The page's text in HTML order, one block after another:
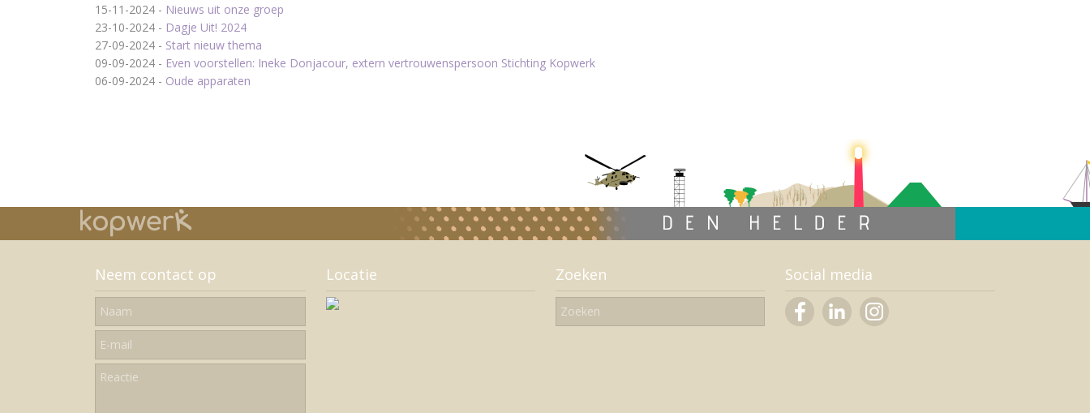
15-11-2024 - Nieuws uit onze groep
23-10-2024 - Dagje Uit! 2024
27-09-2024 - Start nieuw thema
09-09-2024 - Even voorstellen: Ineke Donjacour, extern vertrouwenspersoon Stichting Kopwerk
06-09-2024 - Oude apparaten
Neem contact op Locatie Zoeken Social media